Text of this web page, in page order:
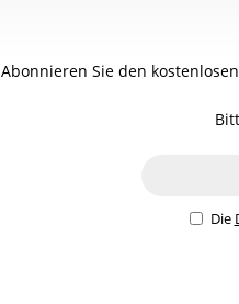
Abonnieren Sie den
Die